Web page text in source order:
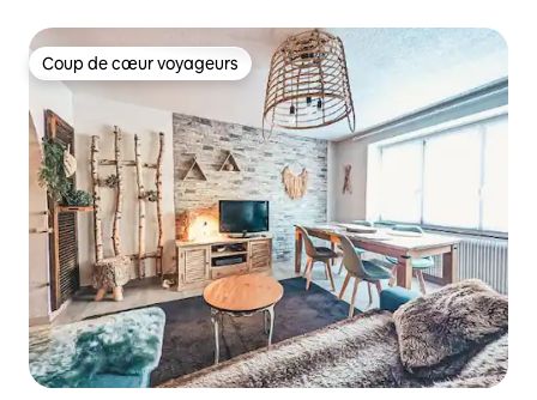
Coup de cœur voyageurs
Coup de cœur voyageurs